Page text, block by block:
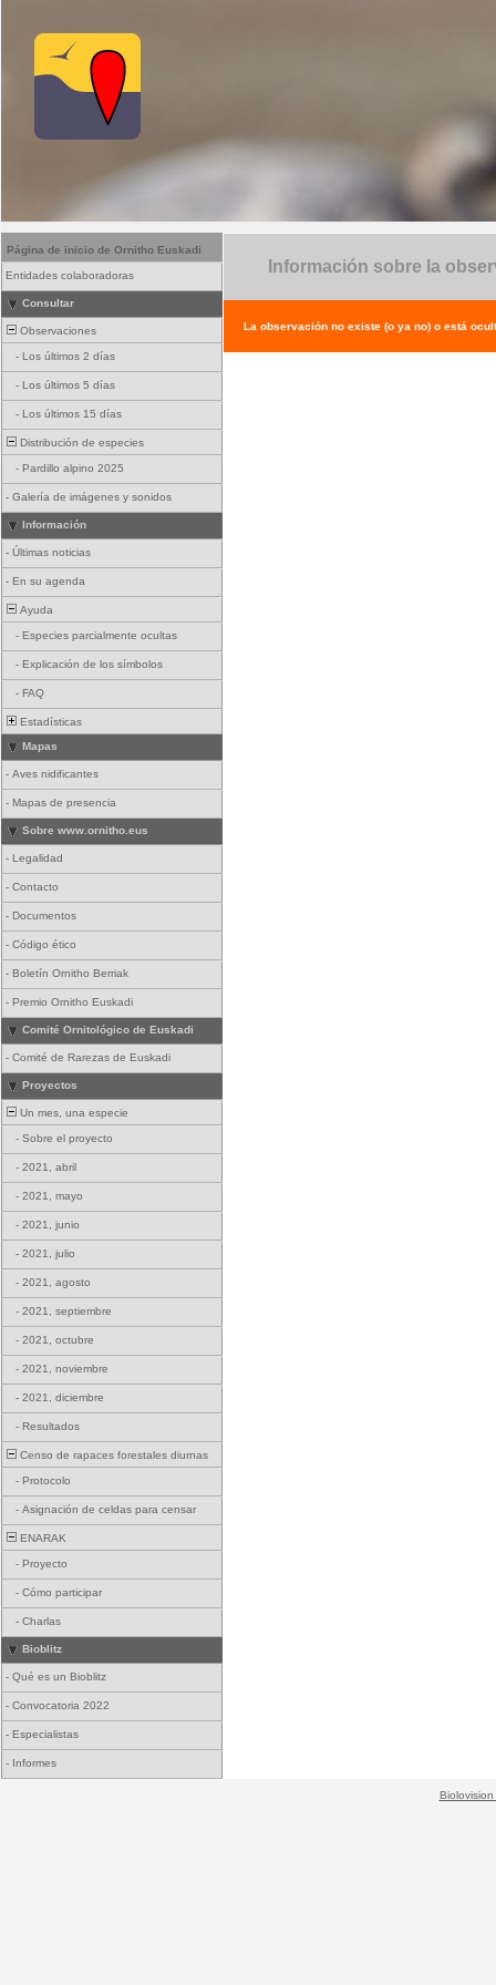
Página de inicio de Ornitho Euskadi
Entidades colaboradoras
Consultar
Observaciones
- Los últimos 2 días
- Los últimos 5 días
- Los últimos 15 días
Distribución de especies
- Pardillo alpino 2025
- Galería de imágenes y sonidos
Información
- Últimas noticias
- En su agenda
Ayuda
- Especies parcialmente ocultas
- Explicación de los símbolos
- FAQ
Estadísticas
Mapas
- Aves nidificantes
- Mapas de presencia
Sobre www.ornitho.eus
- Legalidad
- Contacto
- Documentos
- Código ético
- Boletín Ornitho Berriak
- Premio Ornitho Euskadi
Comité Ornitológico de Euskadi
- Comité de Rarezas de Euskadi
Proyectos
Un mes, una especie
- Sobre el proyecto
- 2021, abril
- 2021, mayo
- 2021, junio
- 2021, julio
- 2021, agosto
- 2021, septiembre
- 2021, octubre
- 2021, noviembre
- 2021, diciembre
- Resultados
Censo de rapaces forestales diurnas
- Protocolo
- Asignación de celdas para censar
ENARAK
- Proyecto
- Cómo participar
- Charlas
Bioblitz
- Qué es un Bioblitz
- Convocatoria 2022
- Especialistas
- Informes
Información sobre la
La observación no existe (o ya no) o está
Biolovision